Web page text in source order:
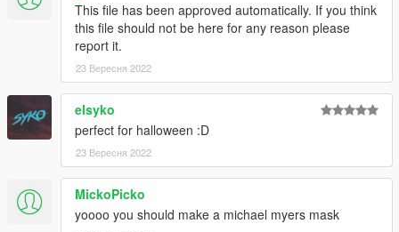
This file has been approved automatically. If you think
this file should not be here for any reason please
report it.
23 Вересня 2022
elsyko
perfect for halloween :D
23 Вересня 2022
MickoPicko
yoooo you should make a michael myers mask